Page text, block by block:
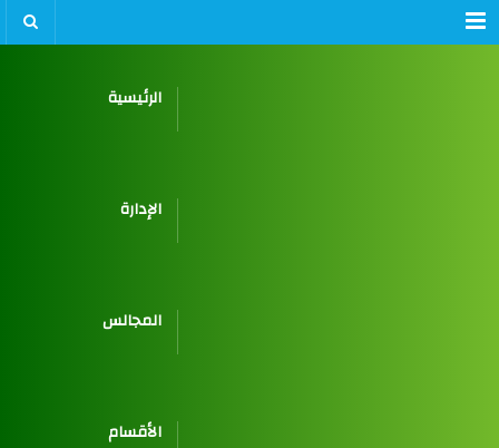
Menu
الرئيسية
الإدارة
المجالس
الأقسام